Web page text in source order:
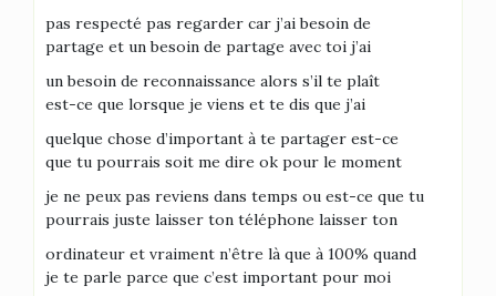
pas respecté pas regarder car j’ai besoin de
partage et un besoin de partage avec toi j’ai
un besoin de reconnaissance alors s’il te plaît
est-ce que lorsque je viens et te dis que j’ai
quelque chose d’important à te partager est-ce
que tu pourrais soit me dire ok pour le moment
je ne peux pas reviens dans temps ou est-ce que tu
pourrais juste laisser ton téléphone laisser ton
ordinateur et vraiment n’être là que à 100% quand
je te parle parce que c’est important pour moi